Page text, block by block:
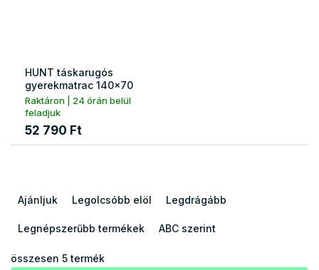
HUNT táskarugós
gyerekmatrac 140x70
Raktáron | 24 órán belül
feladjuk
52 790 Ft
e
m
k
Ajánljuk Legolcsóbb elöl Legdrágább
Legnépszerűbb termékek ABC szerint
összesen 5termék